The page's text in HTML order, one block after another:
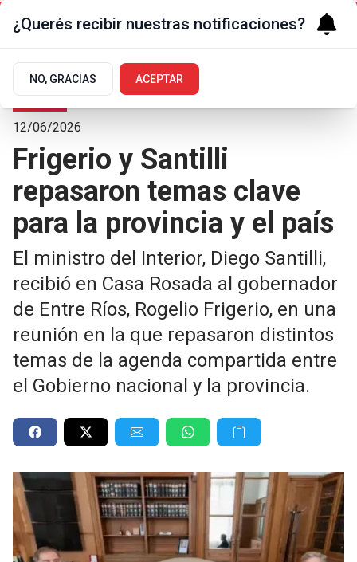
Polí­tica
12/06/2026
Frigerio y Santilli
repasaron temas clave
para la provincia y el país
El ministro del Interior, Diego Santilli,
recibió en Casa Rosada al gobernador
de Entre Ríos, Rogelio Frigerio, en una
reunión en la que repasaron distintos
temas de la agenda compartida entre
el Gobierno nacional y la provincia.
¿Querés recibir nuestras notificaciones?
NO, GRACIAS ACEPTAR